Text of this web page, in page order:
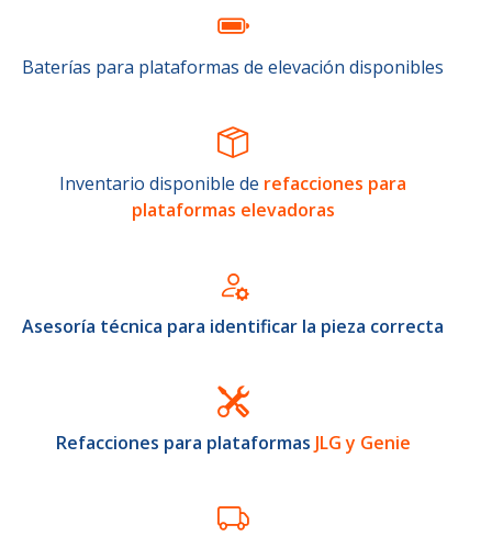
Baterías para plataformas de elevación disponibles
Inventario disponible de refacciones para
plataformas elevadoras
Asesoría técnica para identificar la pieza correcta
Refacciones para plataformas JLG y Genie